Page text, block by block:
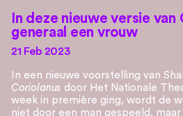
In deze nieuwe versie van
generaal een vrouw
21 Feb 2023
In een nieuwe voorstelling van
Coriolanus door Het Nationale
week in première ging, wordt de
niet door een man gespeeld,